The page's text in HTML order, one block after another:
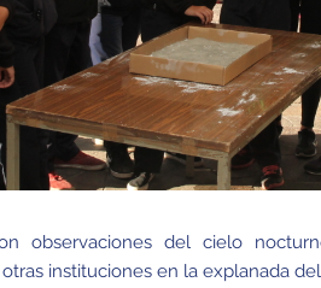
observaciones del cielo
instituciones en la explanada